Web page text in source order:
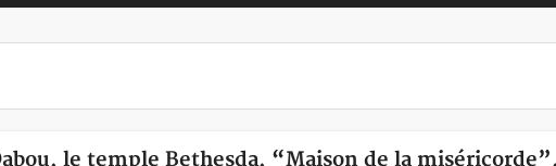
le temple Bethesda, “Maison de la